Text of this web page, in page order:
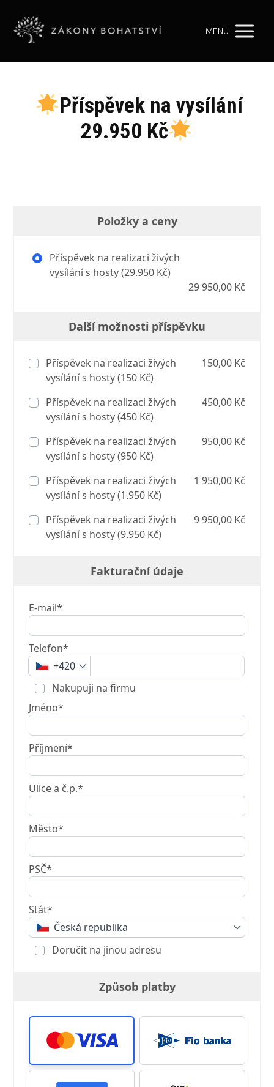
MENU
Příspěvek na vysílání
29.950 Kč
Položky a ceny
Příspěvek na realizaci živých
vysílání s hosty (29.950 Kč)
29 950,00 Kč
Další možnosti příspěvku
Příspěvek na realizaci živých
vysílání s hosty (150 Kč)
150,00 Kč
Příspěvek na realizaci živých
vysílání s hosty (450 Kč)
450,00 Kč
Příspěvek na realizaci živých
vysílání s hosty (950 Kč)
950,00 Kč
Příspěvek na realizaci živých
vysílání s hosty (1.950 Kč)
1 950,00 Kč
Příspěvek na realizaci živých
vysílání s hosty (9.950 Kč)
9 950,00 Kč
Fakturační údaje
E-mail*
Telefon*
+420
Nakupuji na firmu
Jméno*
Příjmení*
Ulice a č.p.*
Město*
PSČ*
Stát*
Česká republika
Doručit na jinou adresu
Způsob platby